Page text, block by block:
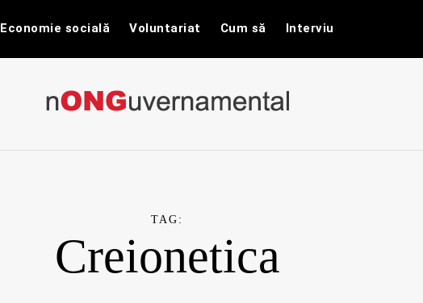
Economie socială Voluntariat Cum să Interviu
TAG:
Creionetica